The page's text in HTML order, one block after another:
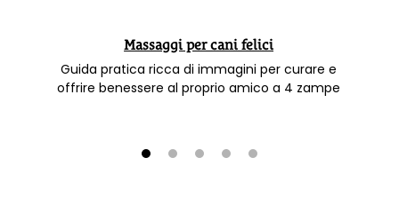
Massaggi per cani felici
Guida pratica ricca di immagini per curare e
offrire benessere al proprio amico a 4 zampe